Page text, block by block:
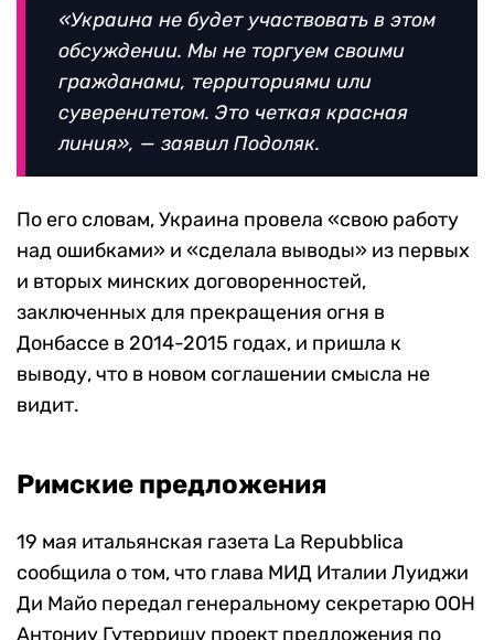
«Украина не будет участвовать в этом
обсуждении. Мы не торгуем своими
гражданами, территориями или
суверенитетом. Это четкая красная
линия», — заявил Подоляк.
По его словам, Украина провела «свою работу
над ошибками» и «сделала выводы» из первых
и вторых минских договоренностей,
заключенных для прекращения огня в
Донбассе в 2014-2015 годах, и пришла к
выводу, что в новом соглашении смысла не
видит.
Римские предложения
19 мая итальянская газета La Repubblica
сообщила о том, что глава МИД Италии Луиджи
Ди Майо передал генеральному секретарю ООН
Антониу Гутерришу проект предложения по